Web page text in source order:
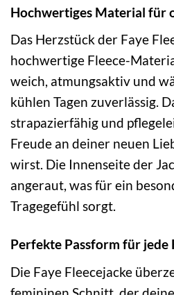
Hochwertiges Material für
Das Herzstück der Faye
hochwertige Fleece-
weich, atmungsaktiv und
kühlen Tagen zuverlässig.
strapazierfähig und
Freude an deiner neuen
wirst. Die Innenseite der
angeraut, was für ein
Tragegefühl sorgt.
Perfekte Passform für jede
Die Faye Fleecejacke